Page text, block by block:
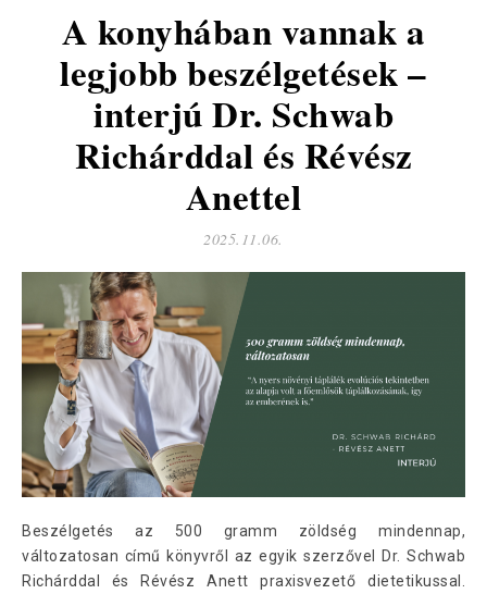
A konyhában vannak a
legjobb beszélgetések –
interjú Dr. Schwab
Richárddal és Révész
Anettel
2025.11.06.
Beszélgetés az 500 gramm zöldség mindennap,
változatosan című könyvről az egyik szerzővel Dr. Schwab
Richárddal és Révész Anett praxisvezető dietetikussal.